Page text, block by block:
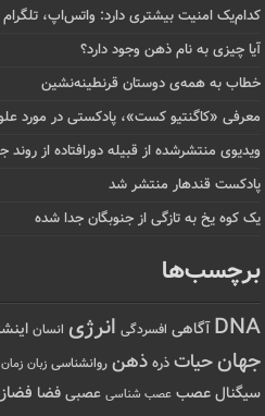
کدام‌یک امنیت بیشتری دارد: واتس‌اپ، تلگرام
آیا چیزی به نام ذهن وجود دارد؟
خطاب به همه‌ی دوستان قرنطینه‌نشین
معرفی «کاگنتیو کست»، پادکستی در مورد
ویدیوی منتشرشده از قبیله دورافتاده‌ از
پادکست قندهار منتشر شد
یک کوه یخ به تازگی از جنوبگان جدا شده
برچسب‌ها
DNA آگاهی افسردگی انرژی انسان
جهانحیات ذره ذهن روانشناسی زبان زمان
سیگنال عصب عصب شناسی عصبی فضا